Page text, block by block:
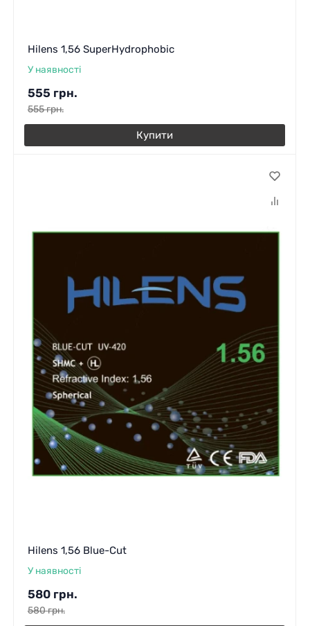
Hilens 1,56 SuperHydrophobic
У наявності
555 грн.
555грн.
Купити
Hilens 1,56 Blue-Cut
У наявності
580 грн.
580грн.